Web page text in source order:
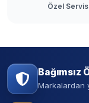
Özel
Bağımsız
Markalardan